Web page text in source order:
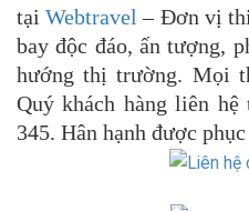
tạiWebtravel – Đơn vị
bay độc đáo, ấn tượng,
hướng thị trường. Mọi
Quý khách hàng liên
345. Hân hạnh được